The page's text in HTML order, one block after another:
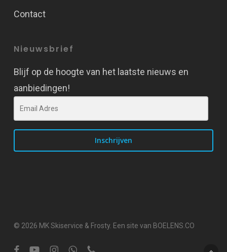
Contact
Nieuwsbrief
Blijf op de hoogte van het laatste nieuws en
aanbiedingen!
Inschrijven
© 2026 MK Skiservice & Frosty. Een site van BOELENS.CO
facebookyoutubeinstagramwhatsappphone